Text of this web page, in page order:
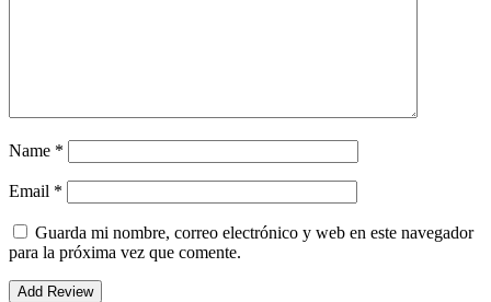
Name *
Email *
Guarda mi nombre, correo electrónico y web en este navegador
para la próxima vez que comente.